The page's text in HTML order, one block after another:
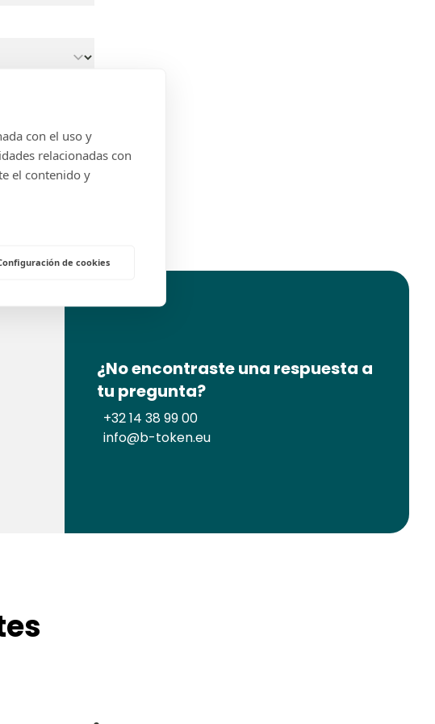
con el uso y
relacionadas con
el contenido y
de cookies
¿No encontraste una respuesta a
tu pregunta?
+32 14 38 99 00
info@b-token.eu